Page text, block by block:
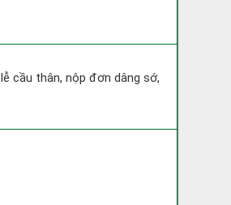
cầu thân, nộp đơn dâng sớ,